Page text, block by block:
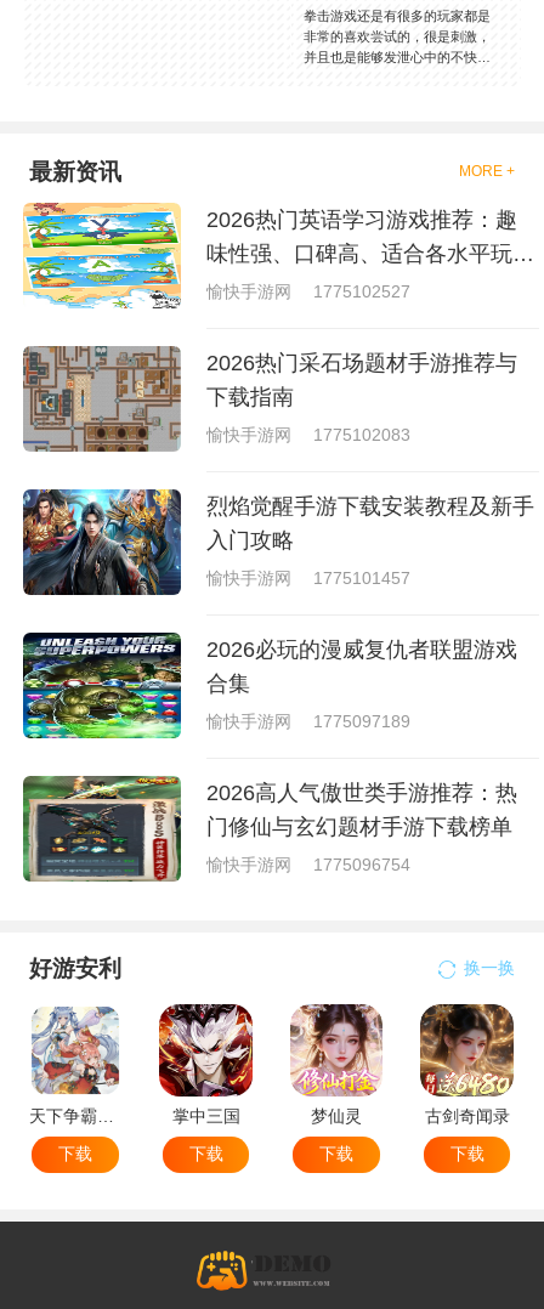
拳击游戏还是有很多的玩家都是
非常的喜欢尝试的，很是刺激，
并且也是能够发泄心中的不快
够去进行体验的，我们也是能够
就是收集了一些有意思的拳击游
戏，相信你们一定会喜欢的。
最新资讯 MORE +
2026热门英语学习游戏推荐：趣
味性强、口碑高、适合各水平玩家
的英语游戏合集
愉快手游网 1775102527
2026热门采石场题材手游推荐与
下载指南
愉快手游网 1775102083
烈焰觉醒手游下载安装教程及新手
入门攻略
愉快手游网 1775101457
2026必玩的漫威复仇者联盟游戏
合集
愉快手游网 1775097189
2026高人气傲世类手游推荐：热
门修仙与玄幻题材手游下载榜单
愉快手游网 1775096754
好游安利 换一换
天下争霸三国志
下载
掌中三国
下载
梦仙灵
下载
古剑奇闻录
下载